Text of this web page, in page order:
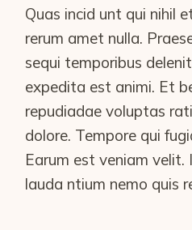
Quas incid unt qui nihil
rerum amet nulla.
sequi temporibus
expedita est animi. Et
repudiadae voluptas
dolore. Tempore qui
Earum est veniam
lauda ntium nemo quis